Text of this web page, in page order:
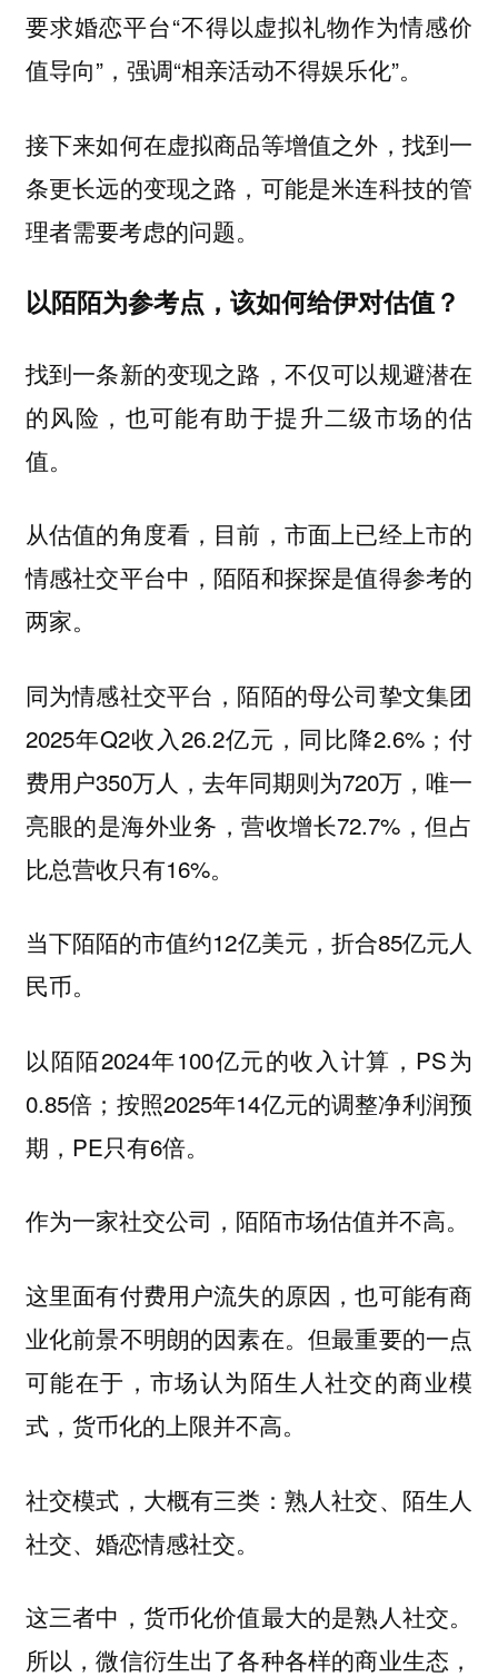
要求婚恋平台“不得以虚拟礼物作为情感价
值导向”，强调“相亲活动不得娱乐化”。
接下来如何在虚拟商品等增值之外，找到一
条更长远的变现之路，可能是米连科技的管
理者需要考虑的问题。
以陌陌为参考点，该如何给伊对估值？
找到一条新的变现之路，不仅可以规避潜在
的风险，也可能有助于提升二级市场的估
值。
从估值的角度看，目前，市面上已经上市的
情感社交平台中，陌陌和探探是值得参考的
两家。
同为情感社交平台，陌陌的母公司挚文集团
2025年Q2收入26.2亿元，同比降2.6%；付
费用户350万人，去年同期则为720万，唯一
亮眼的是海外业务，营收增长72.7%，但占
比总营收只有16%。
当下陌陌的市值约12亿美元，折合85亿元人
民币。
以陌陌2024年100亿元的收入计算，PS为
0.85倍；按照2025年14亿元的调整净利润预
期，PE只有6倍。
作为一家社交公司，陌陌市场估值并不高。
这里面有付费用户流失的原因，也可能有商
业化前景不明朗的因素在。但最重要的一点
可能在于，市场认为陌生人社交的商业模
式， 货币化的上限并不高。
社交模式，大概有三类： 熟人社交、陌生人
社交、婚恋情感社交。
这三者中，货币化价值最大的是熟人社交。
所以，微信衍生出了各种各样的商业生态，